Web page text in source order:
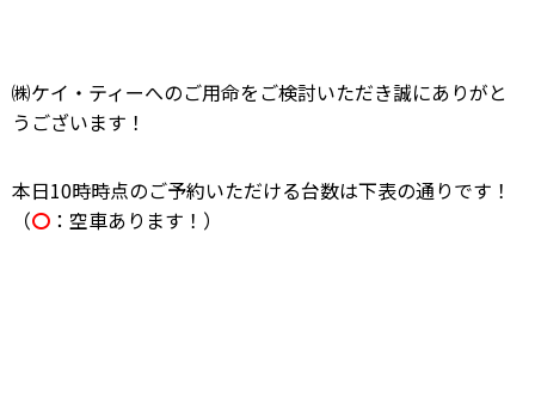
㈱ケイ・ティーへのご用命をご検討いただき誠にありがと
うございます！
本日10時時点のご予約いただける台数は下表の通りです！
（〇 ：空車あります！）